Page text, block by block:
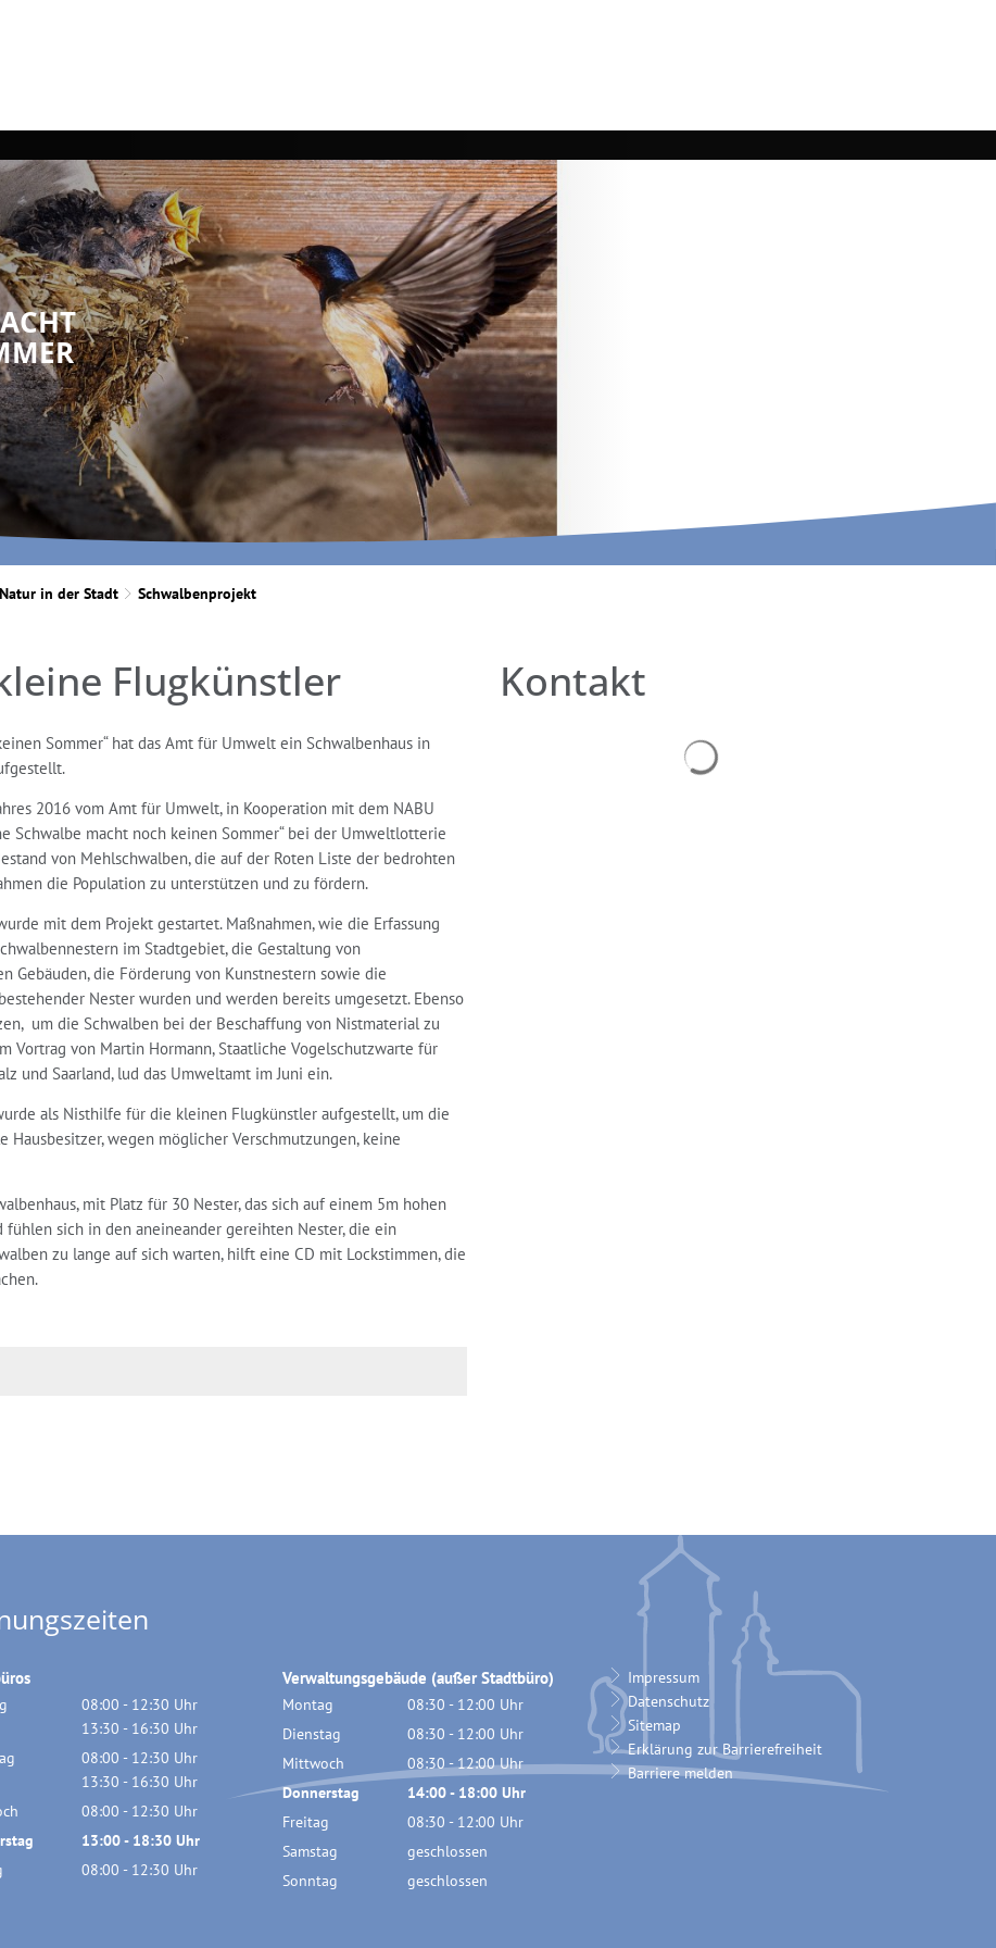
Natur in der Stadt Schwalbenprojekt
Flugkünstler
Sommer“ hat das Amt für Umwelt ein Schwalbenhaus in
2016 vom Amt für Umwelt, in Kooperation mit dem NABU
Schwalbe macht noch keinen Sommer“ bei der Umweltlotterie
von Mehlschwalben, die auf der Roten Liste der bedrohten
die Population zu unterstützen und zu fördern.
mit dem Projekt gestartet. Maßnahmen, wie die Erfassung
im Stadtgebiet, die Gestaltung von
Gebäuden, die Förderung von Kunstnestern sowie die
Nester wurden und werden bereits umgesetzt. Ebenso
um die Schwalben bei der Beschaffung von Nistmaterial zu
Vortrag von Martin Hormann, Staatliche Vogelschutzwarte für
und Saarland, lud das Umweltamt im Juni ein.
als Nisthilfe für die kleinen Flugkünstler aufgestellt, um die
wegen möglicher Verschmutzungen, keine
mit Platz für 30 Nester, das sich auf einem 5m hohen
sich in den aneineander gereihten Nester, die ein
zu lange auf sich warten, hilft eine CD mit Lockstimmen, die
Kontakt
08:00 - 12:30 Uhr
Von 08:00 bis 12:30 Uhr
13:30 - 16:30 Uhr
Von 13:30 bis 16:30 Uhr
08:00 - 12:30 Uhr
Von 08:00 bis 12:30 Uhr
13:30 - 16:30 Uhr
Von 13:30 bis 16:30 Uhr
08:00 - 12:30 Uhr
Von 08:00 bis 12:30 Uhr
13:00- 18:30 Uhr
Von 13:00 bis 18:30 Uhr
08:00 - 12:30 Uhr
Verwaltungsgebäude (außer Stadtbüro)
Montag 08:30 - 12:00 Uhr
Von 08:30 bis 12:00 Uhr
Dienstag 08:30 - 12:00 Uhr
Von 08:30 bis 12:00 Uhr
Mittwoch 08:30-12:00Uhr
Von 08:30 bis 12:00 Uhr
Donnerstag 14:00- 18:00 Uhr
Von 14:00 bis 18:00 Uhr
Freitag 08:30 - 12:00 Uhr
Von 08:30 bis 12:00 Uhr
Samstag
geschlossen
Sonntag
geschlossen
Impressum
Datenschutz
Sitemap
Erklärung zur Barrierefreiheit
Barriere melden